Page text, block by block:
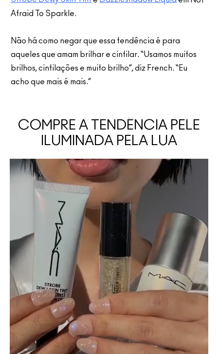
Afraid To Sparkle.
Não há como negar que essa tendência é para
aqueles que amam brilhar e cintilar. “Usamos muitos
brilhos, cintilações e muito brilho”, diz French. “Eu
acho que mais é mais.”
COMPRE A TENDÊNCIA PELE
ILUMINADA PELA LUA